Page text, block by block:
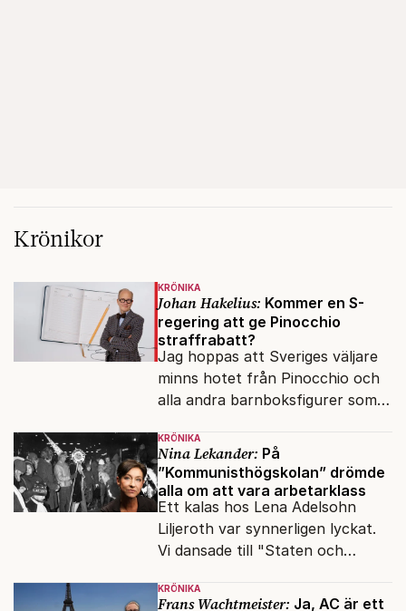
Krönikor
KRÖNIKA
Johan Hakelius: Kommer en S-
regering att ge Pinocchio
straffrabatt?
Jag hoppas att Sveriges väljare
minns hotet från Pinocchio och
alla andra barnboksfigurer som
upphovsrätt.
KRÖNIKA
Nina Lekander: På
”Kommunisthögskolan” drömde
alla om att vara arbetarklass
Ett kalas hos Lena Adelsohn
Liljeroth var synnerligen lyckat.
Vi dansade till "Staten och
KRÖNIKA
Frans Wachtmeister: Ja, AC är ett